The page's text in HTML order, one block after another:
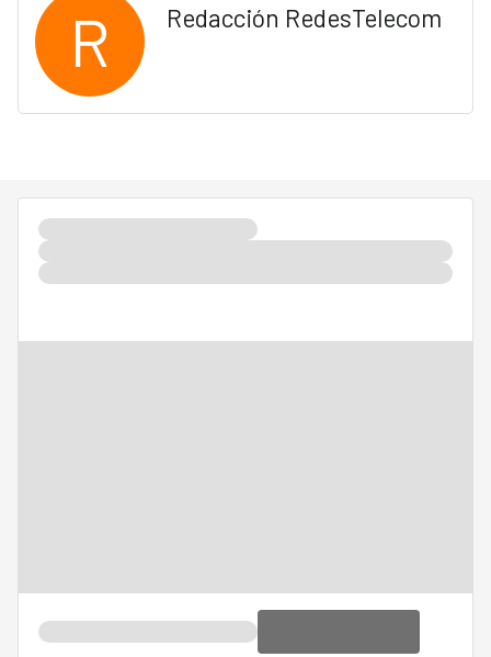
R Redacción RedesTelecom